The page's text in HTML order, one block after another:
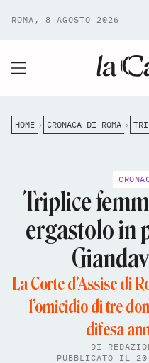
ROMA, 8 AGOSTO 2026
HOME CRONACA DI ROMA
Triplice
ergastolo in
La Corte d’Assise di
l’omicidio di tre
difesa
DI
PUBBLICATO IL